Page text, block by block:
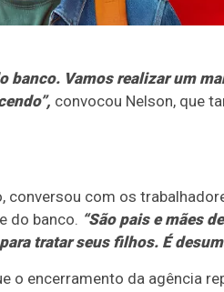
banco. Vamos realizar um
convocou Nelson, que
conversou com os
do banco. “São pais e mães
tratar seus filhos. É
o encerramento da agência